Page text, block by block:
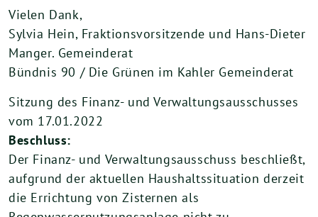
Vielen Dank,
Sylvia Hein, Fraktionsvorsitzende und Hans-Dieter
Manger. Gemeinderat
Bündnis 90 / Die Grünen im Kahler Gemeinderat
Sitzung des Finanz- und Verwaltungsausschusses
vom 17.01.2022
Beschluss:
Der Finanz- und Verwaltungsausschuss beschließt,
aufgrund der aktuellen Haushaltssituation derzeit
die Errichtung von Zisternen als